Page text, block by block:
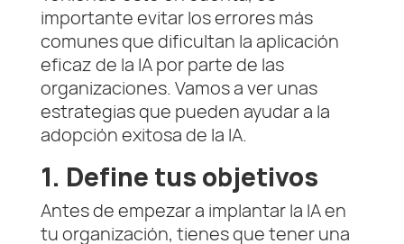
importante evitar los errores más
comunes que dificultan la aplicación
eficaz de la IA por parte de las
organizaciones. Vamos a ver unas
estrategias que pueden ayudar a la
adopción exitosa de la IA.
1. Define tus objetivos
Antes de empezar a implantar la IA en
tu organización, tienes que tener una